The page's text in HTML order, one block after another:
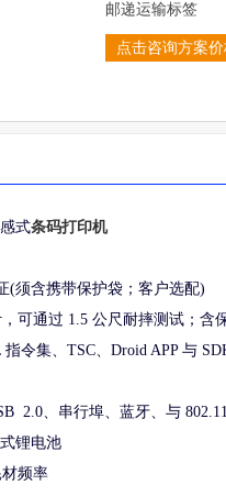
邮递运输标签
点击咨询方案
式条码打印机
(须含携带保护袋；客户选配)
可通过 1.5 公尺耐摔测试；含
令集、TSC、Droid APP 与
2.0、串行埠、蓝牙、与
锂电池
频率